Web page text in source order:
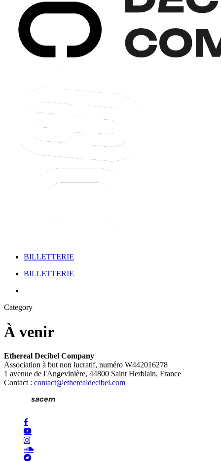
BILLETTERIE
Menu
BILLETTERIE
Category
À venir
Ethereal Decibel Company
Association à but non lucratif, numéro W442016278
1 avenue de l'Angevinière, 44800 Saint Herblain, France
Contact : contact@etherealdecibel.com
facebook
youtube
instagram
soundcloud
bandcamp